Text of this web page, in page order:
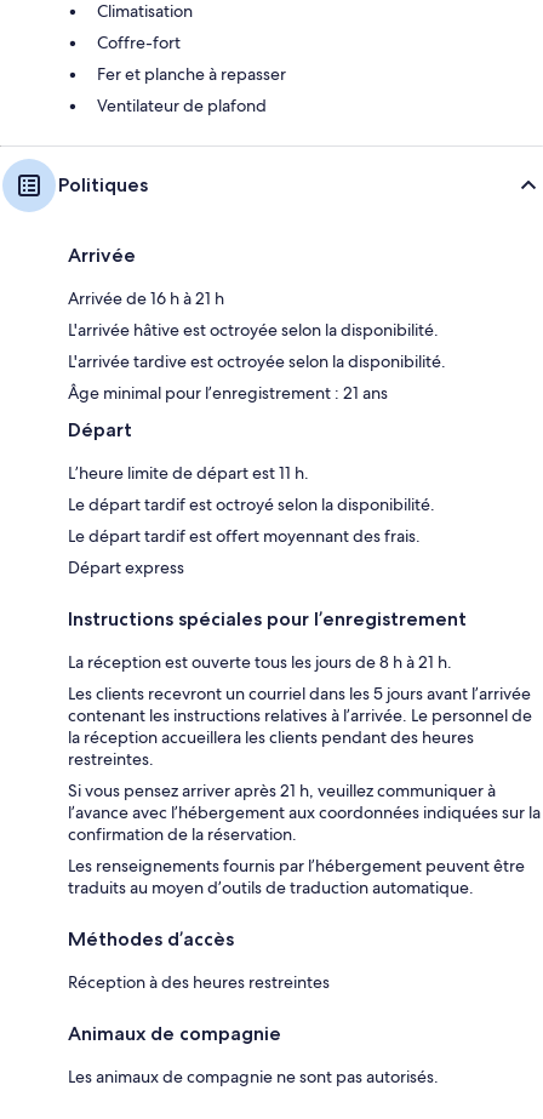
Climatisation
Coffre-fort
Fer et planche à repasser
Ventilateur de plafond
Politiques
Arrivée
Arrivée de 16 h à 21 h
L'arrivée hâtive est octroyée selon la disponibilité.
L'arrivée tardive est octroyée selon la disponibilité.
Âge minimal pour l’enregistrement : 21 ans
Départ
L’heure limite de départ est 11 h.
Le départ tardif est octroyé selon la disponibilité.
Le départ tardif est offert moyennant des frais.
Départ express
Instructions spéciales pour l’enregistrement
La réception est ouverte tous les jours de 8 h à 21 h.
Les clients recevront un courriel dans les 5 jours avant l’arrivée
contenant les instructions relatives à l’arrivée. Le personnel de
la réception accueillera les clients pendant des heures
restreintes.
Si vous pensez arriver après 21 h, veuillez communiquer à
l’avance avec l’hébergement aux coordonnées indiquées sur la
confirmation de la réservation.
Les renseignements fournis par l’hébergement peuvent être
traduits au moyen d’outils de traduction automatique.
Méthodes d’accès
Réception à des heures restreintes
Animaux de compagnie
Les animaux de compagnie ne sont pas autorisés.